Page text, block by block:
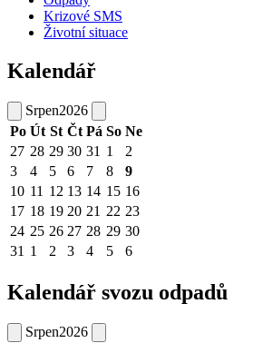
Krizové SMS
Životní situace
Kalendář
Srpen2026
Po Út St Čt Pá So Ne
27 28 29 30 31 1
2
3
4 5 6 7 8
9
10 11 12 13 14 15 16
17 18 19 20 21 22 23
24 25 26 27 28 29 30
31 1 2 3 4 5 6
Kalendář svozu odpadů
Srpen2026